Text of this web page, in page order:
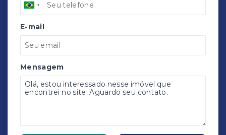
E-mail
Mensagem